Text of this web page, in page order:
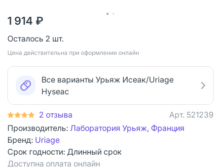
1 914 ₽
Осталось 2 шт.
Цена действительна при оформлении онлайн
Все варианты Урьяж Исеак/Uriage
Hyseac
2 отзыва Арт. 521239
Производитель: Лаборатория Урьяж, Франция
Бренд: Uriage
Срок годности: Длинный срок
Доступна оплата онлайн